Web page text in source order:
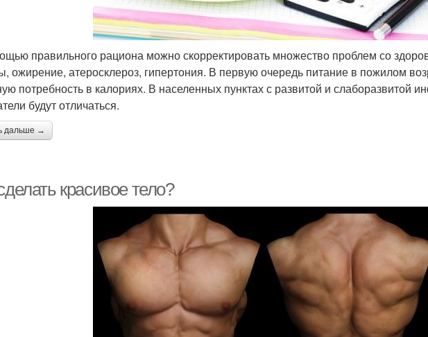
правильного рациона можно скорректировать множество проблем со
ожирение, атеросклероз, гипертония. В первую очередь питание в пожилом
потребность в калориях. В населенных пунктах с развитой и слаборазвитой
будут отличаться.
дальше →
красивое тело?